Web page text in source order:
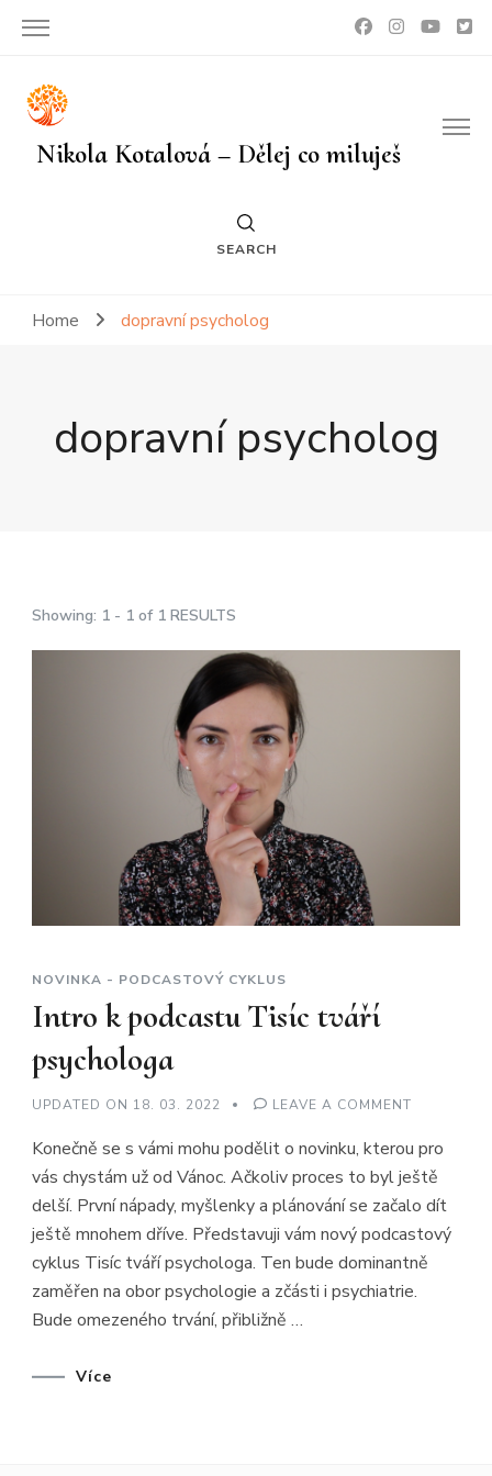
Nikola Kotalová – Dělej co miluješ
SEARCH
Home dopravní psycholog
dopravní psycholog
Showing: 1 - 1 of 1 RESULTS
NOVINKA - PODCASTOVÝ CYKLUS
Intro k podcastu Tisíc tváří
psychologa
UPDATED ON 18. 03. 2022 LEAVE A COMMENT
PODCASTU
TVÁŘÍ
Konečně se s vámi mohu podělit o novinku, kterou pro
vás chystám už od Vánoc. Ačkoliv proces to byl ještě
delší. První nápady, myšlenky a plánování se začalo dít
ještě mnohem dříve. Představuji vám nový podcastový
cyklus Tisíc tváří psychologa. Ten bude dominantně
zaměřen na obor psychologie a zčásti i psychiatrie.
Bude omezeného trvání, přibližně …
Více